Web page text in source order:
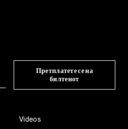
Претплатете се на
билтенот
Videos